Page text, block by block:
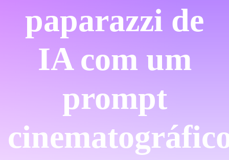
paparazzi de
IA com um
prompt